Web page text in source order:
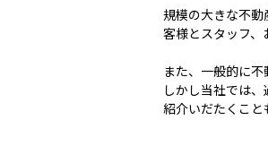
規模の大きな不
客様とスタッフ、
また、一般的に
しかし当社では
紹介いだたくこと